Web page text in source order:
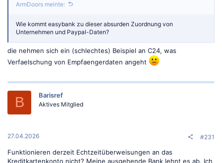
ArmDoors meinte:
Wie kommt easybank zu dieser absurden Zuordnung von
Unternehmen und Paypal-Daten?
die nehmen sich ein (schlechtes) Beispiel an C24, was
Verfaelschung von Empfaengerdaten angeht
B Barisref
Aktives Mitglied
27.04.2026 #231
Funktionieren derzeit Echtzeitüberweisungen an das
Kreditkartenkonto nicht? Meine ausgehende Bank lehnt es ab. Ich